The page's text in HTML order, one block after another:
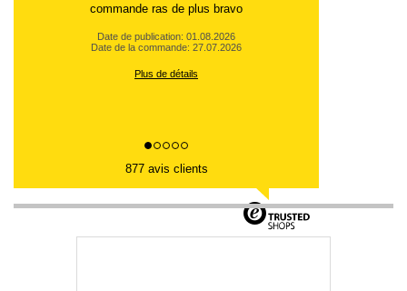
commande ras de plus bravo
Date de publication: 01.08.2026
Date de la commande: 27.07.2026
Plus de détails
877 avis clients